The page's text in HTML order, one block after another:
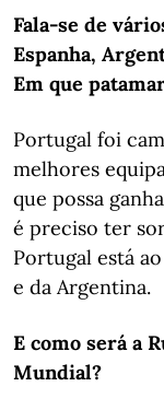
Fala-se de
Espanha,
Em que
Portugal foi
melhores
que possa
é preciso ter
Portugal está
e da Argentina.
E como será a
Mundial?